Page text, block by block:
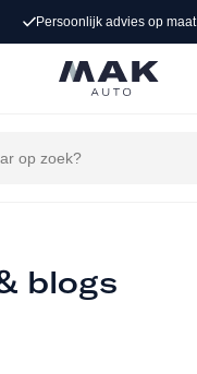
Persoonlijk advies op maat
blogs